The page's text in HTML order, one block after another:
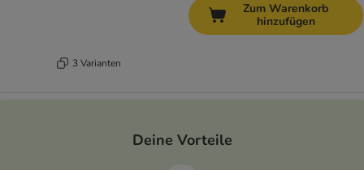
3 Varianten
Zum Warenkorb
hinzufügen
Deine Vorteile